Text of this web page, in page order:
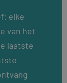
elke
van het
laatste